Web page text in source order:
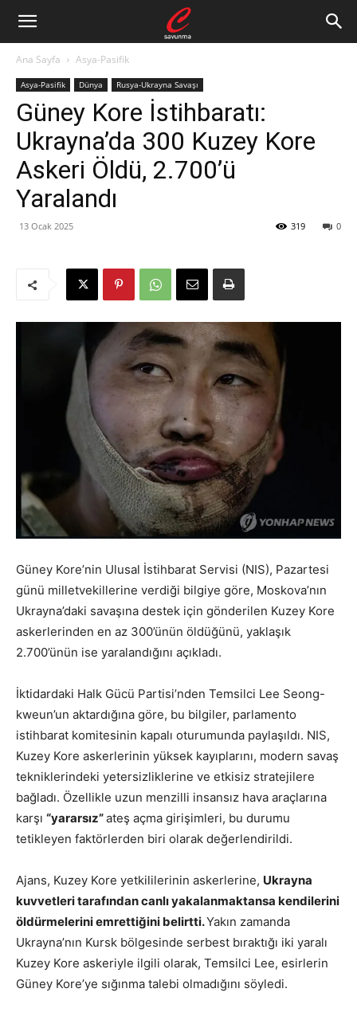
Ana Sayfa Asya-Pasifik
Asya-Pasifik Dünya Rusya-Ukrayna Savaşı
Güney Kore İstihbaratı:
Ukrayna’da 300 Kuzey Kore
Askeri Öldü, 2.700’ü
Yaralandı
13 Ocak 2025 0
319
Güney Kore’nin Ulusal İstihbarat Servisi (NIS), Pazartesi
günü milletvekillerine verdiği bilgiye göre, Moskova’nın
Ukrayna’daki savaşına destek için gönderilen Kuzey Kore
askerlerinden en az 300’ünün öldüğünü, yaklaşık
2.700’ünün ise yaralandığını açıkladı.
İktidardaki Halk Gücü Partisi’nden Temsilci Lee Seong-
kweun’un aktardığına göre, bu bilgiler, parlamento
istihbarat komitesinin kapalı oturumunda paylaşıldı. NIS,
Kuzey Kore askerlerinin yüksek kayıplarını, modern savaş
tekniklerindeki yetersizliklerine ve etkisiz stratejilere
bağladı. Özellikle uzun menzilli insansız hava araçlarına
karşı “yararsız”ateş açma girişimleri, bu durumu
tetikleyen faktörlerden biri olarak değerlendirildi.
Ajans, Kuzey Kore yetkililerinin askerlerine, Ukrayna
kuvvetleri tarafından canlı yakalanmaktansa kendilerini
öldürmelerini emrettiğini belirtti.Yakın zamanda
Ukrayna’nın Kursk bölgesinde serbest bıraktığı iki yaralı
Kuzey Kore askeriyle ilgili olarak, Temsilci Lee, esirlerin
Güney Kore’ye sığınma talebi olmadığını söyledi.